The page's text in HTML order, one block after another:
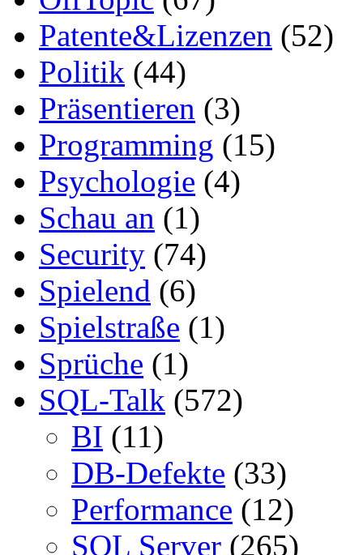
Patente&Lizenzen (52)
Politik (44)
Präsentieren (3)
Programming (15)
Psychologie (4)
Schau an (1)
Security (74)
Spielend (6)
Spielstraße (1)
Sprüche (1)
SQL-Talk (572)
BI (11)
DB-Defekte (33)
Performance (12)
SQL Server (265)